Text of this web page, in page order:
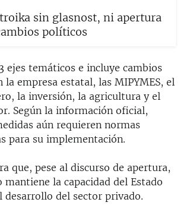
sin glasnost, ni apertura
políticos
ejes temáticos e incluye cambios
la empresa estatal, las MIPYMES, el
la inversión, la agricultura y el
Según la información oficial,
aún requieren normas
para su implementación.
que, pese al discurso de apertura,
mantiene la capacidad del Estado
desarrollo del sector privado.